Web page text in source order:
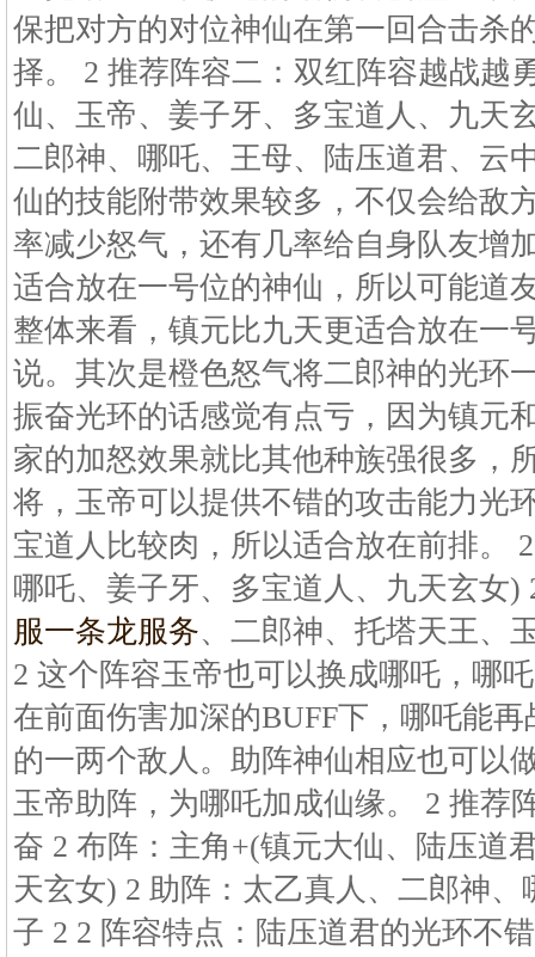
保把对方的对位神仙在第一回合击杀
择。 2 推荐阵容二：双红阵容越战越
仙、玉帝、姜子牙、多宝道人、九天
二郎神、哪吒、王母、陆压道君、云
仙的技能附带效果较多，不仅会给敌
率减少怒气，还有几率给自身队友增
适合放在一号位的神仙，所以可能道
整体来看，镇元比九天更适合放在一
说。其次是橙色怒气将二郎神的光环
振奋光环的话感觉有点亏，因为镇元
家的加怒效果就比其他种族强很多，
将，玉帝可以提供不错的攻击能力光
宝道人比较肉，所以适合放在前排。
哪吒、姜子牙、多宝道人、九天玄女)
服一条龙服务、二郎神、托塔天王、
2 这个阵容玉帝也可以换成哪吒，哪
在前面伤害加深的BUFF下，哪吒能
的一两个敌人。助阵神仙相应也可以
玉帝助阵，为哪吒加成仙缘。 2 推荐
奋 2 布阵：主角+(镇元大仙、陆压道
天玄女) 2 助阵：太乙真人、二郎神
子 2 2 阵容特点：陆压道君的光环不